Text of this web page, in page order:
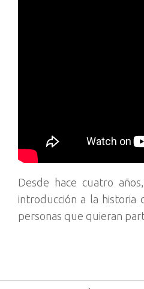
Desde hace cuatro
introducción a la historia
personas que quieran